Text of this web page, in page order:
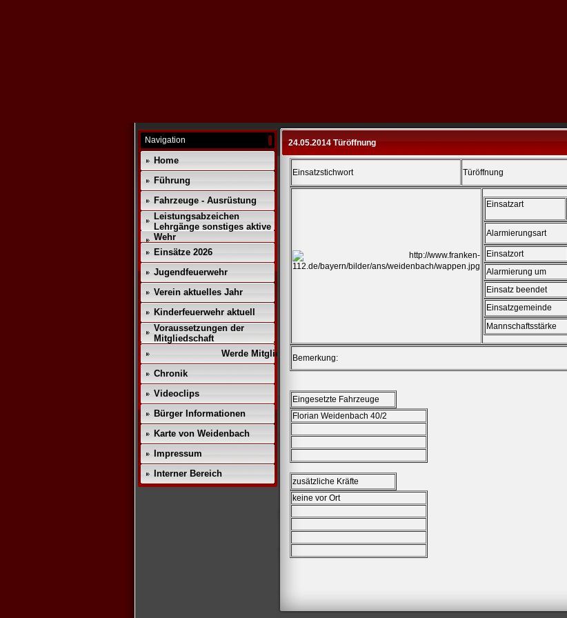
Navigation
Home
Führung
Fahrzeuge - Ausrüstung
Leistungsabzeichen
Lehrgänge sonstiges aktive
Wehr
Einsätze 2026
Jugendfeuerwehr
Verein aktuelles Jahr
Kinderfeuerwehr aktuell
Voraussetzungen der
Mitgliedschaft
Werde Mitglied!!
Chronik
Videoclips
Bürger Informationen
Karte von Weidenbach
Impressum
Interner Bereich
24.05.2014 Türöffnung
Einsatzstichwort Türöffnung
Einsatzart
Alarmierungsart
Einsatzort
Alarmierung um
Einsatz beendet
Einsatzgemeinde
Mannschaftsstärke
Bemerkung:
Eingesetzte Fahrzeuge
Florian Weidenbach 40/2
zusätzliche Kräfte
keine vor Ort